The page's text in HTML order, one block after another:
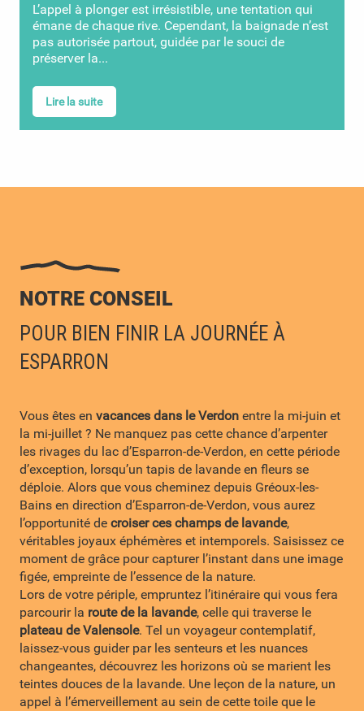
L’appel à plonger est irrésistible, une tentation qui
émane de chaque rive. Cependant, la baignade n’est
pas autorisée partout, guidée par le souci de
préserver la...
Lire la suite
NOTRE CONSEIL
POUR BIEN FINIR LA JOURNÉE À
ESPARRON
Vous êtes en vacances dans le Verdon entre la mi-juin et
la mi-juillet ? Ne manquez pas cette chance d’arpenter
les rivages du lac d’Esparron-de-Verdon, en cette période
d’exception, lorsqu’un tapis de lavande en fleurs se
déploie. Alors que vous cheminez depuis Gréoux-les-
Bains en direction d’Esparron-de-Verdon, vous aurez
l’opportunité de croiser ces champs de lavande,
véritables joyaux éphémères et intemporels. Saisissez ce
moment de grâce pour capturer l’instant dans une image
figée, empreinte de l’essence de la nature.
Lors de votre périple, empruntez l’itinéraire qui vous fera
parcourir la route de la lavande, celle qui traverse le
plateau de Valensole. Tel un voyageur contemplatif,
laissez-vous guider par les senteurs et les nuances
changeantes, découvrez les horizons où se marient les
teintes douces de la lavande. Une leçon de la nature, un
appel à l’émerveillement au sein de cette toile que le